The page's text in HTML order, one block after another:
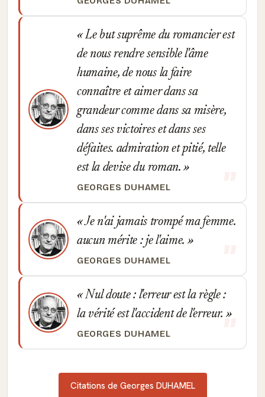
Le but suprême du romancier est
de nous rendre sensible l'âme
humaine, de nous la faire
connaître et aimer dans sa
grandeur comme dans sa misère,
dans ses victoires et dans ses
défaites. admiration et pitié, telle
est la devise du roman.
GEORGES DUHAMEL
Je n'ai jamais trompé ma femme.
aucun mérite : je l'aime.
GEORGES DUHAMEL
Nul doute : l'erreur est la règle :
la vérité est l'accident de l'erreur.
GEORGES DUHAMEL
Citations de Georges DUHAMEL